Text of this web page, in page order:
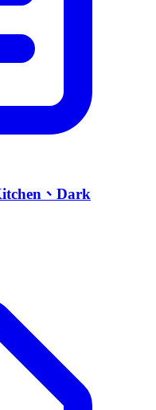
、Dark